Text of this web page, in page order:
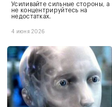
Усиливайте сильные стороны, а
не концентрируйтесь на
недостатках.
4 июня 2026